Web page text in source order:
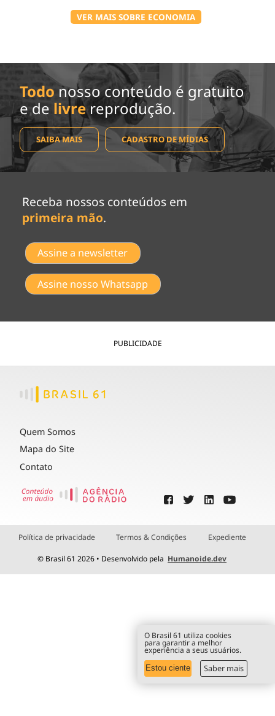
VER MAIS SOBRE ECONOMIA
Todo nosso conteúdo é gratuito
e de livrereprodução.
SAIBA MAIS CADASTRO DE MÍDIAS
Receba nossos conteúdos em
primeira mão.
Assine a newsletter
Assine nosso Whatsapp
PUBLICIDADE
Quem Somos
Mapa do Site
Contato
Política de privacidade Termos & Condições Expediente
© Brasil 61 2026 • Desenvolvido pela Humanoide.dev
O Brasil 61 utiliza cookies
para garantir a melhor
experiência a seus usuários.
Estou ciente Saber mais